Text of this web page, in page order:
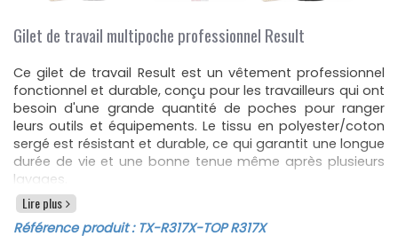
Gilet de travail multipoche professionnel Result
Ce gilet de travail Result est un vêtement professionnel
fonctionnel et durable, conçu pour les travailleurs qui ont
besoin d'une grande quantité de poches pour ranger
leurs outils et équipements. Le tissu en polyester/coton
sergé est résistant et durable, ce qui garantit une longue
durée de vie et une bonne tenue même après plusieurs
lavages.
Le col montant et la fermeture zippée avec rabat de
protection extérieur fermé par boutons pression offrent
Lire plus
Référence produit : TX-R317X-TOP R317X